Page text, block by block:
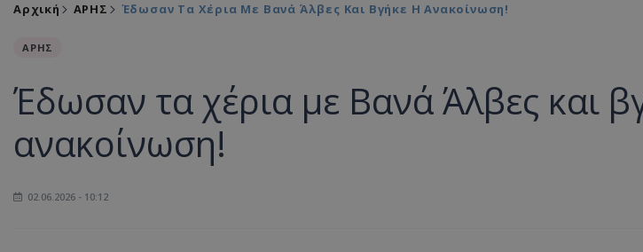
Αρχική ΑΡΗΣ Έδωσαν Τα Χέρια Με Βανά Άλβες Και Βγήκε Η Ανακοίνωση!
ΑΡΗΣ
Έδωσαν τα χέρια με Βανά Άλβες και
ανακοίνωση!
02.06.2026 - 10:12